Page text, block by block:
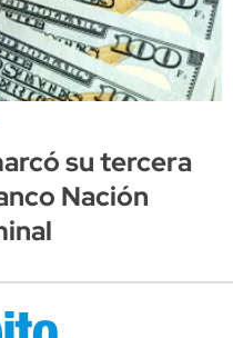
su tercera
Nación